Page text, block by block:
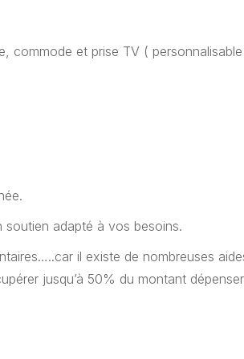
commode et prise TV (
adapté à vos besoins.
il existe de nombreuses
jusqu’à 50% du montant